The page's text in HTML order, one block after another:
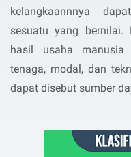
kelangkaannnya
sesuatu yang bernilai.
hasil usaha manusia
tenaga, modal, dan
dapat disebut sumber